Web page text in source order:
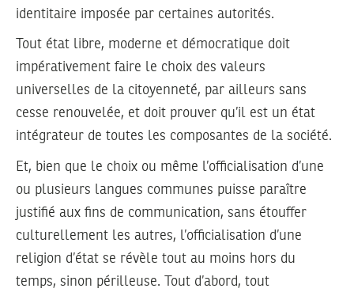
identitaire imposée par certaines autorités.
Tout état libre, moderne et démocratique doit
impérativement faire le choix des valeurs
universelles de la citoyenneté, par ailleurs sans
cesse renouvelée, et doit prouver qu’il est un état
intégrateur de toutes les composantes de la société.
Et, bien que le choix ou même l’officialisation d’une
ou plusieurs langues communes puisse paraître
justifié aux fins de communication, sans étouffer
culturellement les autres, l’officialisation d’une
religion d’état se révèle tout au moins hors du
temps, sinon périlleuse. Tout d’abord, tout